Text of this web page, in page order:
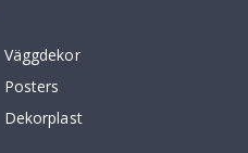
Väggdekor
Posters
Dekorplast